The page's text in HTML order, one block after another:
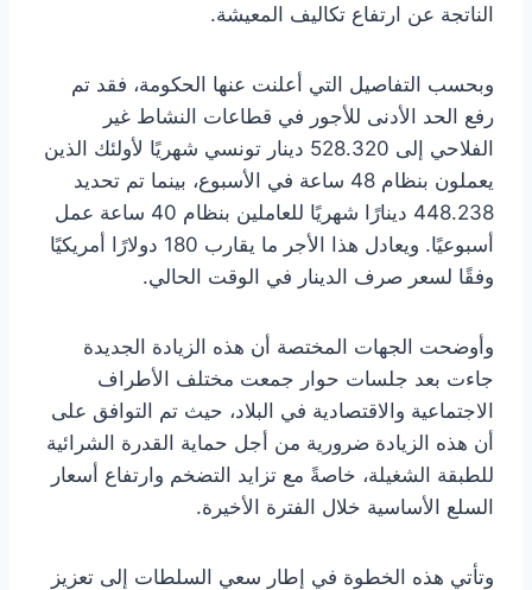
الناتجة عن ارتفاع تكاليف المعيشة.
وبحسب التفاصيل التي أعلنت عنها الحكومة، فقد تم
رفع الحد الأدنى للأجور في قطاعات النشاط غير
الفلاحي إلى 528.320 دينار تونسي شهريًا لأولئك الذين
يعملون بنظام 48 ساعة في الأسبوع، بينما تم تحديد
448.238 دينارًا شهريًا للعاملين بنظام 40 ساعة عمل
أسبوعيًا. ويعادل هذا الأجر ما يقارب 180 دولارًا أمريكيًا
وفقًا لسعر صرف الدينار في الوقت الحالي.
وأوضحت الجهات المختصة أن هذه الزيادة الجديدة
جاءت بعد جلسات حوار جمعت مختلف الأطراف
الاجتماعية والاقتصادية في البلاد، حيث تم التوافق على
أن هذه الزيادة ضرورية من أجل حماية القدرة الشرائية
للطبقة الشغيلة، خاصةً مع تزايد التضخم وارتفاع أسعار
السلع الأساسية خلال الفترة الأخيرة.
وتأتي هذه الخطوة في إطار سعي السلطات إلى تعزيز